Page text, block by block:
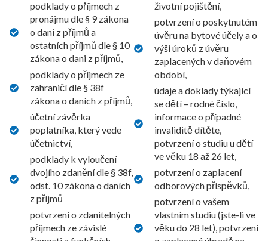
podklady o příjmech z
pronájmu dle § 9 zákona
o dani z příjmů a
ostatních příjmů dle § 10
zákona o dani z příjmů,
podklady o příjmech ze
zahraničí dle § 38f
zákona o daních z příjmů,
účetní závěrka
poplatníka, který vede
účetnictví,
podklady k vyloučení
dvojího zdanění dle § 38f,
odst. 10 zákona o daních
z příjmů
potvrzení o zdanitelných
příjmech ze závislé
životní pojištění,
potvrzení o poskytnutém
úvěru na bytové účely a o
výši úroků z úvěru
zaplacených v daňovém
období,
údaje a doklady týkající
se dětí – rodné číslo,
informace o případné
invaliditě dítěte,
potvrzení o studiu u dětí
ve věku 18 až 26 let,
potvrzení o zaplacení
odborových příspěvků,
potvrzení o vašem
vlastním studiu (jste-li ve
věku do 28 let), potvrzení